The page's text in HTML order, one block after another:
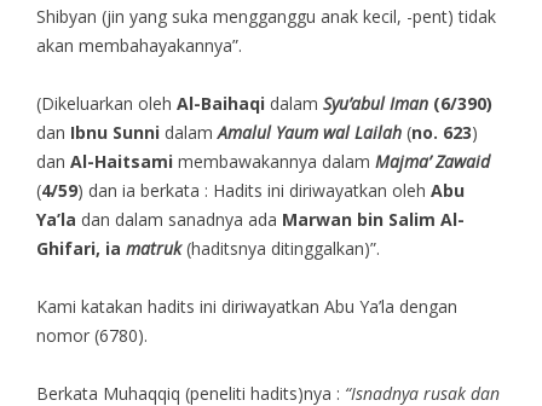
Shibyan (jin yang suka mengganggu anak kecil, -pent) tidak
akan membahayakannya”.
(Dikeluarkan oleh Al-Baihaqidalam Syu’abul Iman (6/390)
dan Ibnu Sunni dalamAmalul Yaum wal Lailah (no. 623)
dan Al-Haitsamimembawakannya dalam Majma’ Zawaid
(4/59) dan ia berkata : Hadits ini diriwayatkan oleh Abu
Ya’la dan dalam sanadnya ada Marwan bin Salim Al-
Ghifari, ia matruk(haditsnya ditinggalkan)”.
Kami katakan hadits ini diriwayatkan Abu Ya’la dengan
nomor (6780).
Berkata Muhaqqiq (peneliti hadits)nya : “Isnadnya rusak dan